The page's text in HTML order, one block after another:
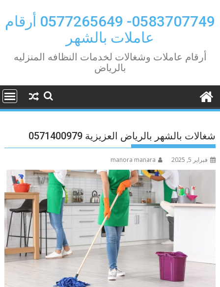
to
content
0583707749- 0577265649 أرقام
عاملات بالشهر
أرقام عاملات وشغالات لخدمات النظافه المنزليه
بالرياض
شغالات بالشهر بالرياض العزيزية 0571400979
فبراير 5, 2025 manora manara